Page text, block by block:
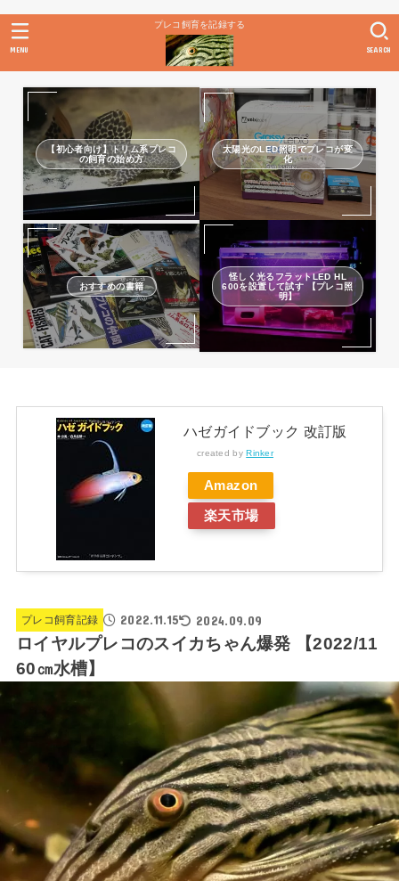
プレコ飼育を記録する
SEARCH
MENU
【初心者向け】トリム系プレコ
の飼育の始め方
太陽光のLED照明でプレコが変
化
おすすめの書籍
怪しく光るフラットLED HL
600を設置して試す 【プレコ照
明】
ハゼガイドブック 改訂版
created byRinker
Amazon
楽天市場
プレコ飼育記録 2022.11.15 2024.09.09
ロイヤルプレコのスイカちゃん爆発 【2022/11
60㎝水槽】